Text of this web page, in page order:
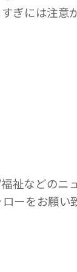
ぎには注意
祉などのニ
ーをお願い